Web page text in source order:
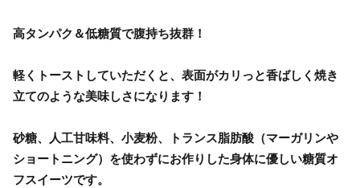
高タンパク＆低糖質で腹持ち抜群！
軽くトーストしていただくと、表面がカリっと香ばしく焼き
立てのような美味しさになります！
砂糖、人工甘味料、小麦粉、トランス脂肪酸（マーガリンや
ショートニング）を使わずにお作りした身体に優しい糖質オ
フスイーツです。